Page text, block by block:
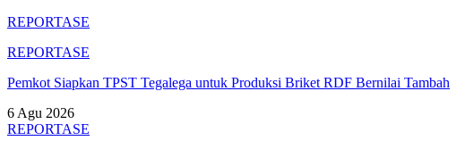
REPORTASE
REPORTASE
Pemkot Siapkan TPST Tegalega untuk Produksi Briket RDF Bernilai Tambah
6 Agu 2026
REPORTASE